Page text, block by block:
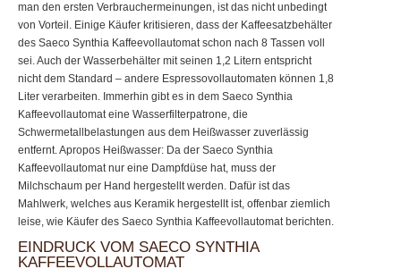
man den ersten Verbrauchermeinungen, ist das nicht unbedingt
von Vorteil. Einige Käufer kritisieren, dass der Kaffeesatzbehälter
des Saeco Synthia Kaffeevollautomat schon nach 8 Tassen voll
sei. Auch der Wasserbehälter mit seinen 1,2 Litern entspricht
nicht dem Standard – andere Espressovollautomaten können 1,8
Liter verarbeiten. Immerhin gibt es in dem Saeco Synthia
Kaffeevollautomat eine Wasserfilterpatrone, die
Schwermetallbelastungen aus dem Heißwasser zuverlässig
entfernt. Apropos Heißwasser: Da der Saeco Synthia
Kaffeevollautomat nur eine Dampfdüse hat, muss der
Milchschaum per Hand hergestellt werden. Dafür ist das
Mahlwerk, welches aus Keramik hergestellt ist, offenbar ziemlich
leise, wie Käufer des Saeco Synthia Kaffeevollautomat berichten.
EINDRUCK VOM SAECO SYNTHIA
KAFFEEVOLLAUTOMAT